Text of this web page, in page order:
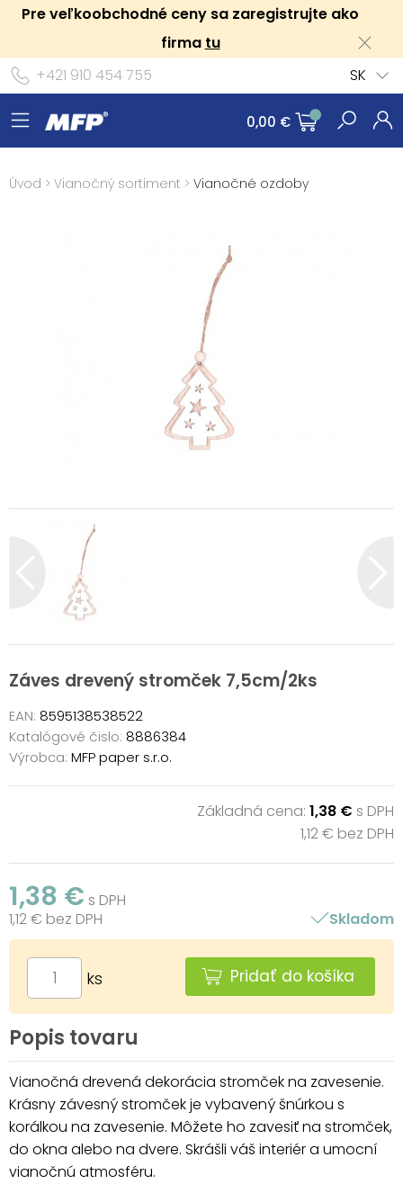
Pre veľkoobchodné ceny sa zaregistrujte ako
firma tu
+421 910 454 755
SK
0,00 €
Úvod > Vianočný sortiment > Vianočné ozdoby
Záves drevený stromček 7,5cm/2ks
EAN: 8595138538522
Katalógové čislo: 8886384
Výrobca: MFP paper s.r.o.
Základná cena: 1,38 € s DPH
1,12 € bez DPH
1,38 € s DPH
1,12 € bez DPH
Skladom
ks Pridať do košíka
Popis tovaru
Vianočná drevená dekorácia stromček na zavesenie.
Krásny závesný stromček je vybavený šnúrkou s
korálkou na zavesenie. Môžete ho zavesiť na stromček,
do okna alebo na dvere. Skrášli váš interiér a umocní
vianočnú atmosféru.